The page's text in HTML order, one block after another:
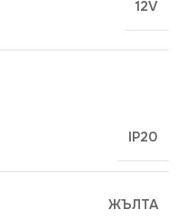
12V
IP20
ЖЪЛТА